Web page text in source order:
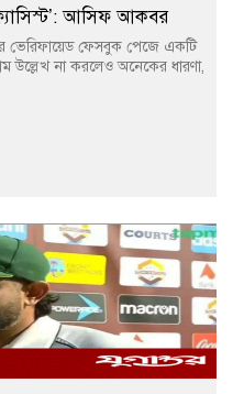
আসিফ আকবর
ভেরিফায়েড ফেসবুক পেজে একটি
উল্লেখ না করলেও অনেকের ধারণা,